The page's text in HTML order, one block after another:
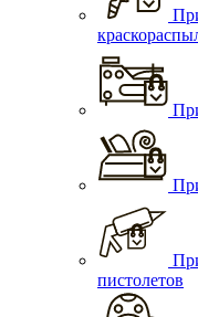
пистолетов